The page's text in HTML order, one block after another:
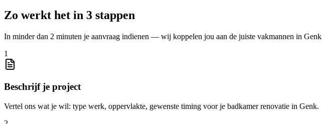
Zo werkt het in 3 stappen
In minder dan 2 minuten je aanvraag indienen — wij koppelen jou aan de juiste vakmannen in Genk
1
Beschrijf je project
Vertel ons wat je wil: type werk, oppervlakte, gewenste timing voor je badkamer renovatie in Genk.